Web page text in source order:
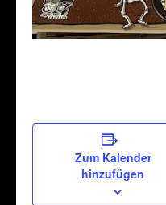
Zum Kalender
hinzufügen